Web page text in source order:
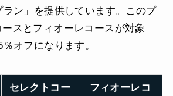
ラン」を提供しています。このプ
スとフィオーレコースが対象
オフになります。
セレクトコー
フィオーレコ